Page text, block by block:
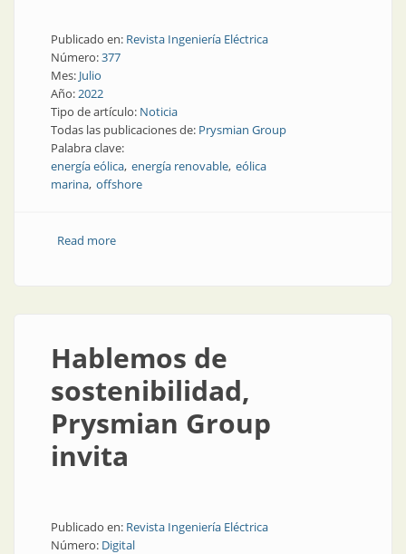
Publicado en: Revista Ingeniería Eléctrica
Número:377
Mes: Julio
Año:2022
Tipo de artículo: Noticia
Todas las publicaciones de: Prysmian Group
Palabra clave:
energía eólica energía renovable eólica
marina offshore
Read moreabout Energía eólica mundial: tendencias en la tierra y
Hablemos de
sostenibilidad,
Prysmian Group
invita
Publicado en: Revista Ingeniería Eléctrica
Número: Digital